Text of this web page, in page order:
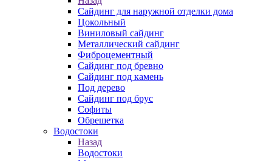
Сайдинг для наружной отделки дома
Цокольный
Виниловый сайдинг
Металлический сайдинг
Фиброцементный
Сайдинг под бревно
Сайдинг под камень
Под дерево
Сайдинг под брус
Софиты
Обрешетка
Водостоки
Назад
Водостоки